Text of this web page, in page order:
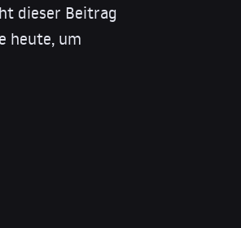
dieser Beitrag
heute, um